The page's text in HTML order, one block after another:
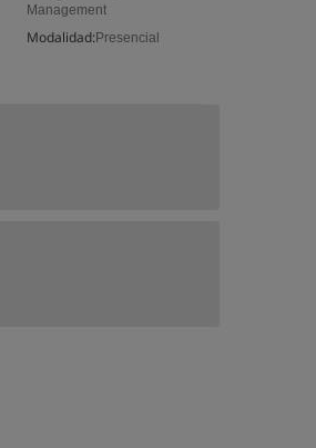
Management
Modalidad: Presencial